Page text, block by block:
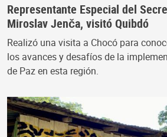
Representante Especial del
Miroslav Jenča, visitó Quibdó
Realizó una visita a Chocó para
los avances y desafíos de la
de Paz en esta región.